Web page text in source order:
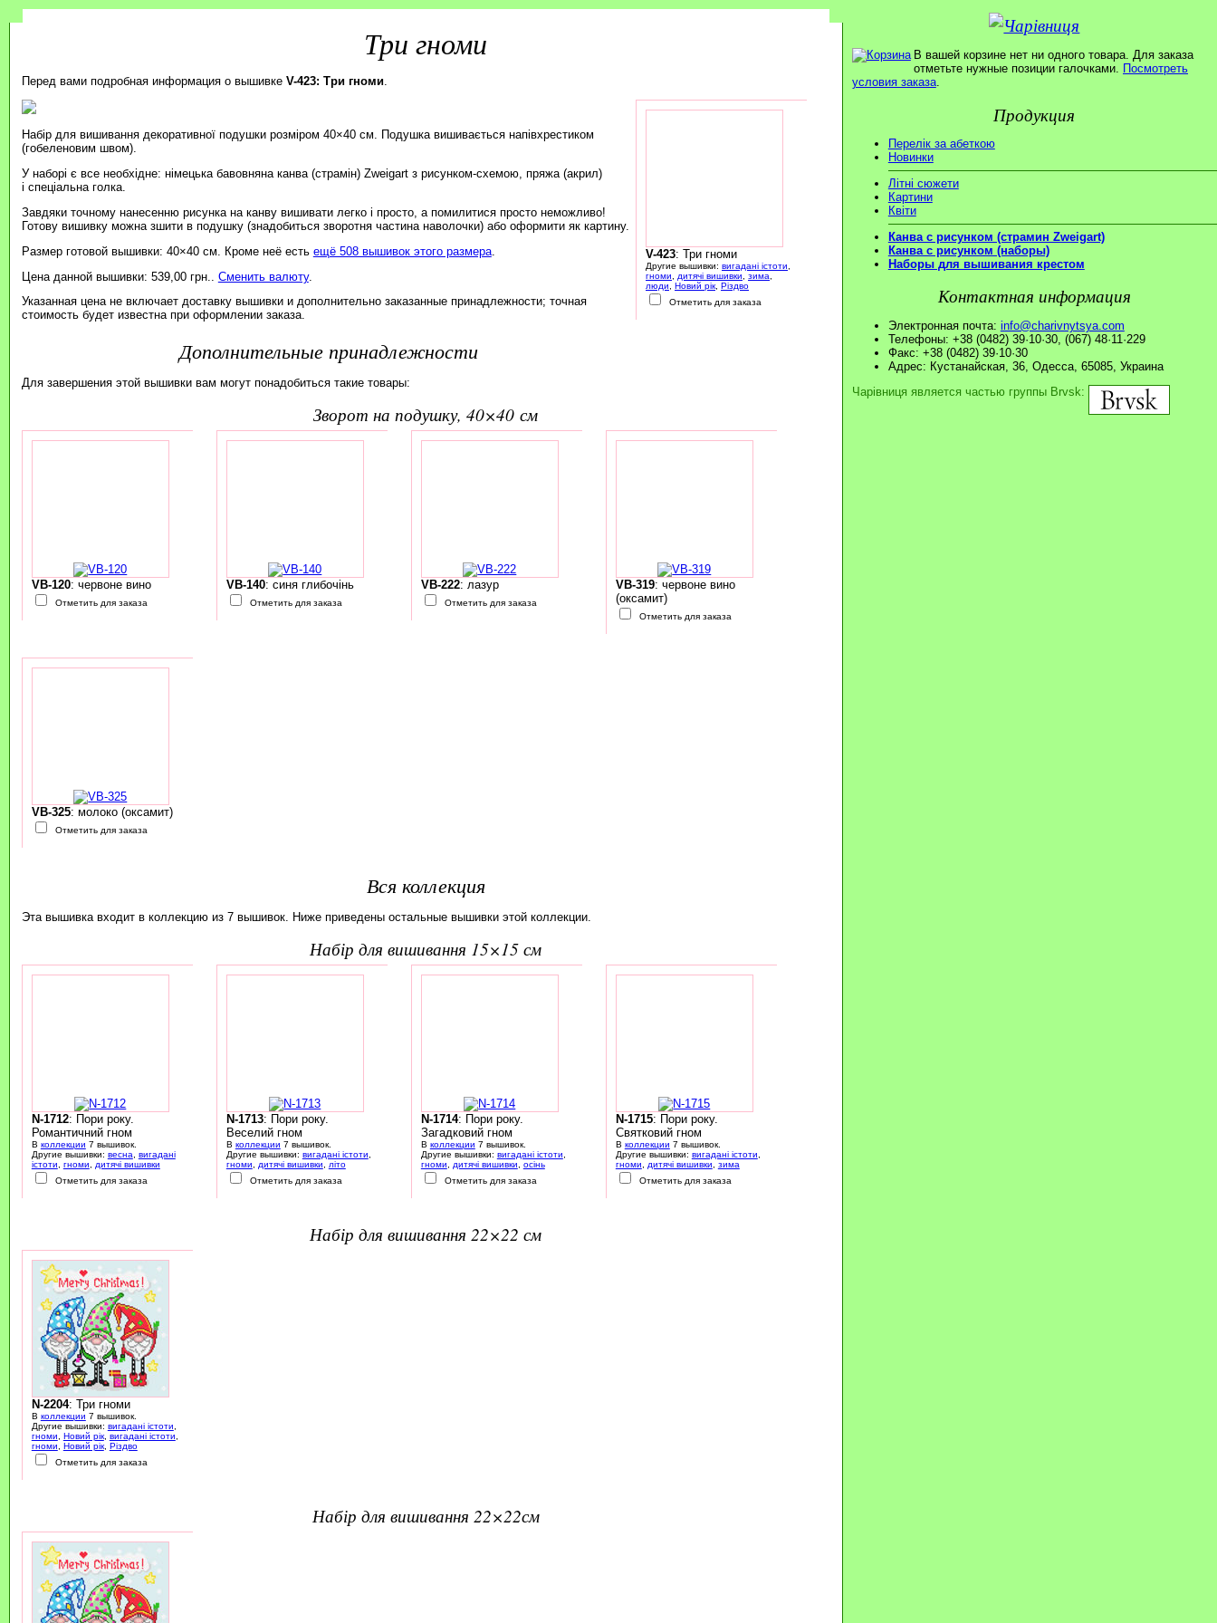
Три гноми
Перед вами подробная информация о вышивке V-423: Три гноми.
V-423: Три гноми
Другие вышивки: вигадані істоти
гноми
дитячі вишивки зима
люди
Новий рік Різдво
Отметить для заказа
Набір для вишивання декоративної подушки розміром 40×40 см. Подушка вишивається напівхрестиком
(гобеленовим швом).
У наборі є все необхідне: німецька бавовняна канва (страмін) Zweigart з рисунком-схемою, пряжа (акрил)
і спеціальна голка.
Завдяки точному нанесенню рисунка на канву вишивати легко і просто, а помилитися просто неможливо!
Готову вишивку можна зшити в подушку (знадобиться зворотня частина наволочки) або оформити як картину.
Размер готовой вышивки: 40×40 см. Кроме неё есть ещё 508 вышивок этого размера.
Цена данной вышивки: 539,00 грн.. Сменить валюту.
Указанная цена не включает доставку вышивки и дополнительно заказанные принадлежности; точная
стоимость будет известна при оформлении заказа.
Дополнительные принадлежности
Для завершения этой вышивки вам могут понадобиться такие товары:
зворот на подушку, 40×40 см
VB-120: червоне вино
Отметить для заказа
VB-140: синя глибочінь
Отметить для заказа
VB-222: лазур
Отметить для заказа
VB-319: червоне вино
(оксамит)
Отметить для заказа
VB-325: молоко (оксамит)
Отметить для заказа
Вся коллекция
Эта вышивка входит в коллекцию из 7 вышивок. Ниже приведены остальные вышивки этой коллекции.
набір для вишивання 15×15 см
N-1712: Пори року.
Романтичний гном
В коллекции 7 вышивок.
Другие вышивки: весна
вигадані
істоти
гноми
дитячі вишивки
Отметить для заказа
N-1713: Пори року.
Веселий гном
В коллекции 7 вышивок.
Другие вышивки: вигадані істоти
гноми
дитячі вишивки
літо
Отметить для заказа
N-1714: Пори року.
Загадковий гном
В коллекции 7 вышивок.
Другие вышивки: вигадані істоти
гноми
дитячі вишивки
осінь
Отметить для заказа
N-1715: Пори року.
Святковий гном
В коллекции 7 вышивок.
Другие вышивки: вигадані істоти
гноми
дитячі вишивки
зима
Отметить для заказа
набір для вишивання 22×22 см
N-2204: Три гноми
В коллекции 7 вышивок.
Другие вышивки: вигадані істоти
гноми
Новий рік, вигадані істоти
гноми
Новий рік, Різдво
Отметить для заказа
набір для вишивання 22×22см
В вашей корзине нет ни одного товара. Для заказа
отметьте нужные позиции галочками. Посмотреть
условия заказа.
Продукция
Перелік за абеткою
Новинки
Літні сюжети
Картини
Квіти
Канва с рисунком (страмин Zweigart)
Канва с рисунком (наборы)
Наборы для вышивания крестом
Контактная информация
Электронная почта: info@charivnytsya.com
Телефоны: +38 (0482) 39·10·30, (067) 48·11·229
Факс: +38 (0482) 39·10·30
Адрес: Кустанайская, 36, Одесса, 65085, Украина
Чарівниця является частью группы Brvsk: